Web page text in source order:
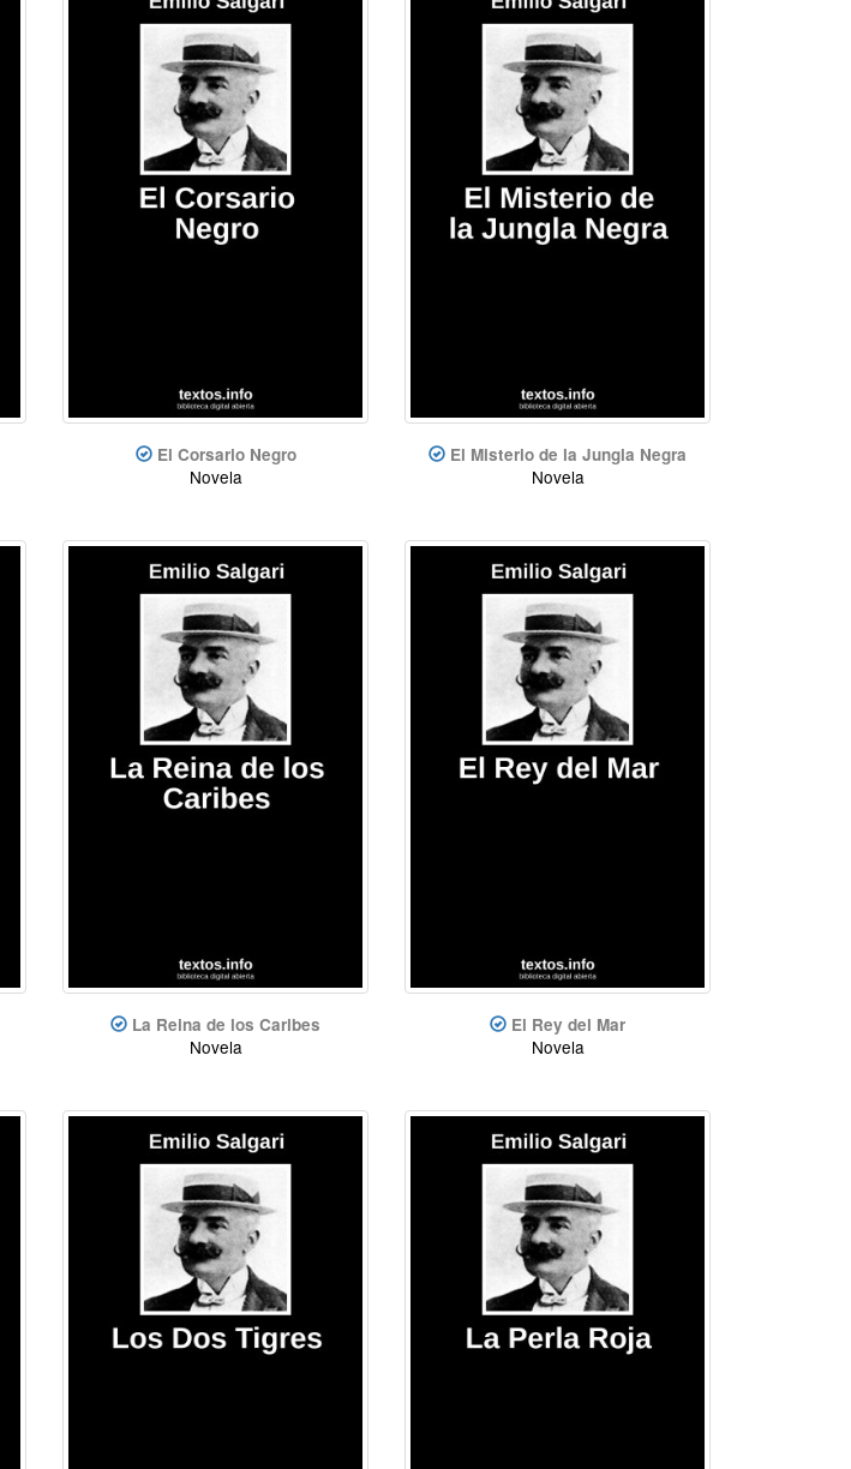
El Corsario Negro
Novela
El Misterio de la Jungla Negra
Novela
La Reina de los Caribes
Novela
El Rey del Mar
Novela